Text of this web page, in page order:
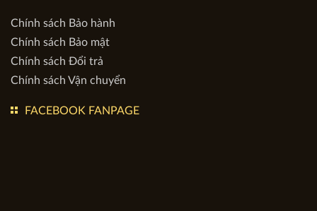
Chính sách Bảo hành
Chính sách Bảo mật
Chính sách Đổi trả
Chính sách Vận chuyển
FACEBOOK FANPAGE